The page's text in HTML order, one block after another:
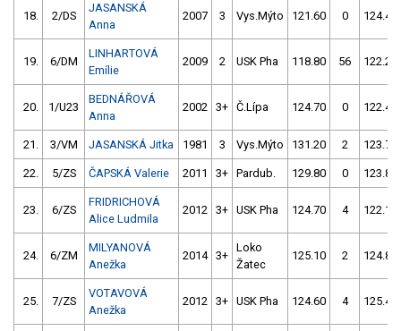
18. 2/DS
JASANSKÁ
Anna
2007 3 Vys.Mýto 121.60 0 124.40
19. 6/DM
LINHARTOVÁ
Emílie
2009 2 USK Pha 118.80 56 122.20
20. 1/U23
BEDNÁŘOVÁ
Anna
2002 3+ Č.Lípa 124.70 0 122.40
21. 3/VM JASANSKÁ Jitka 1981 3 Vys.Mýto 131.20 2 123.70
22. 5/ZS ČAPSKÁ Valerie 2011 3+ Pardub. 129.80 0 123.80
23. 6/ZS
FRIDRICHOVÁ
Alice Ludmila
2012 3+ USK Pha 124.70 4 122.10
24. 6/ZM
MILYANOVÁ
Anežka
2014 3+
Loko
Žatec
125.10 2 124.80
25. 7/ZS
VOTAVOVÁ
Anežka
2012 3+ USK Pha 124.60 4 125.40